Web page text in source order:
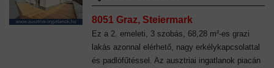
8051 Graz, Steiermark
Ez a 2. emeleti, 3 szobás, 68,28 m²-es grazi
lakás azonnal elérhető, nagy erkélykapcsolattal
és padlófűtéssel. Az ausztriai ingatlanok piacán